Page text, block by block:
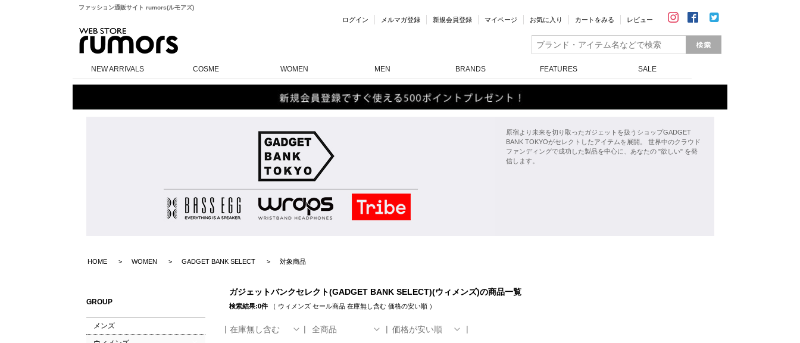
ファッション通販サイト rumors(ルモアズ)
ログイン メルマガ登録 新規会員登録 マイページ お気に入り カートをみる レビュー
NEW ARRIVALS COSME WOMEN MEN BRANDS FEATURES SALE
原宿より未来を切り取ったガジェットを扱うショップGADGET
BANK TOKYOがセレクトしたアイテムを展開。 世界中のクラウド
ファンディングで成功した製品を中心に、あなたの "欲しい" を発
信します。
HOME WOMEN GADGET BANK SELECT 対象商品
GROUP
メンズ
ガジェットバンクセレクト(GADGET BANK SELECT)(ウィメンズ)の商品一覧
検索結果:0件（ ウィメンズ セール商品 在庫無し含む 価格の安い順）
在庫無し含む 全商品 価格が安い順